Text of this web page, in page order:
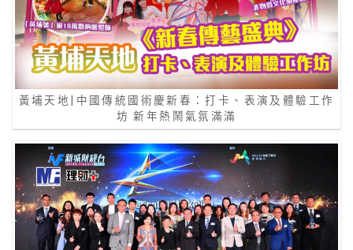
黃埔天地|中國傳統國術慶新春：打卡、表演及體驗工作
坊 新年熱鬧氣氛滿滿